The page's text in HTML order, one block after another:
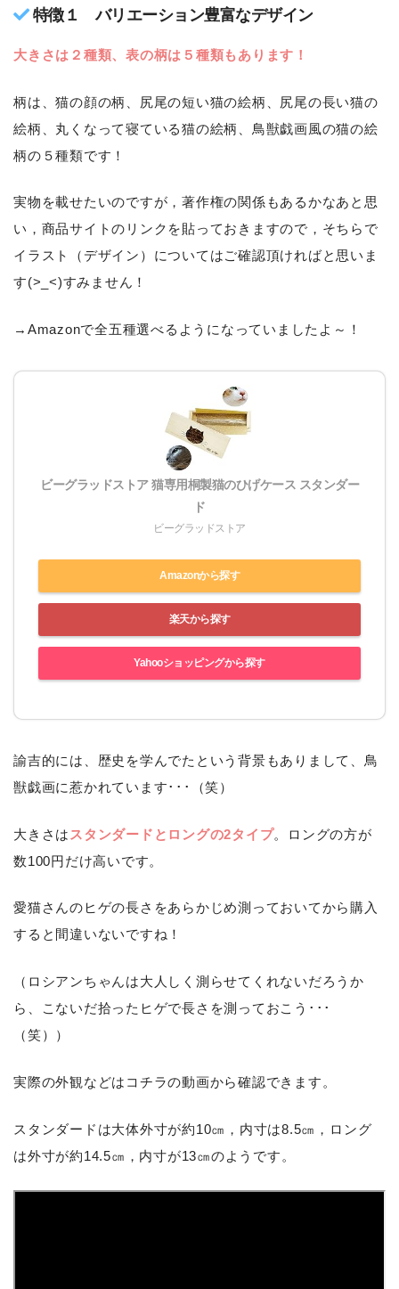
特徴１ バリエーション豊富なデザイン
大きさは２種類、表の柄は５種類もあります！
柄は、猫の顔の柄、尻尾の短い猫の絵柄、尻尾の長い猫の
絵柄、丸くなって寝ている猫の絵柄、鳥獣戯画風の猫の絵
柄の５種類です！
実物を載せたいのですが，著作権の関係もあるかなあと思
い，商品サイトのリンクを貼っておきますので，そちらで
イラスト（デザイン）についてはご確認頂ければと思いま
す(>_<)すみません！
→Amazonで全五種選べるようになっていましたよ～！
ビーグラッドストア 猫専用桐製猫のひげケース スタンダー
ド
ビーグラッドストア
Amazonから探す
楽天から探す
Yahooショッピングから探す
諭吉的には、歴史を学んでたという背景もありまして、鳥
獣戯画に惹かれています･･･（笑）
大きさは スタンダードとロングの2タイプ。ロングの方が
数100円だけ高いです。
愛猫さんのヒゲの長さをあらかじめ測っておいてから購入
すると間違いないですね！
（ロシアンちゃんは大人しく測らせてくれないだろうか
ら、こないだ拾ったヒゲで長さを測っておこう･･･
（笑））
実際の外観などはコチラの動画から確認できます。
スタンダードは大体外寸が約10㎝，内寸は8.5㎝，ロング
は外寸が約14.5㎝，内寸が13㎝のようです。